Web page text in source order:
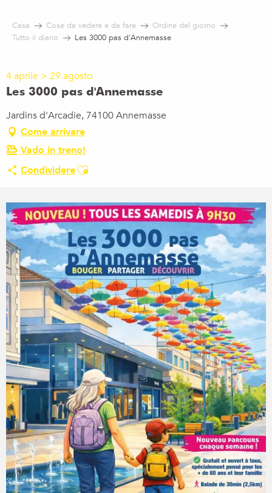
contenu
Casa Cose da vedere e da fare
Ordine del giorno
Tutto il diario
Les 3000 pas d'Annemasse
4 aprile > 29 agosto
Les 3000 pas d'Annemasse
Jardins d'Arcadie, 74100 Annemasse
Come arrivare
Vado in treno!
CondividereAjouter aux favoris